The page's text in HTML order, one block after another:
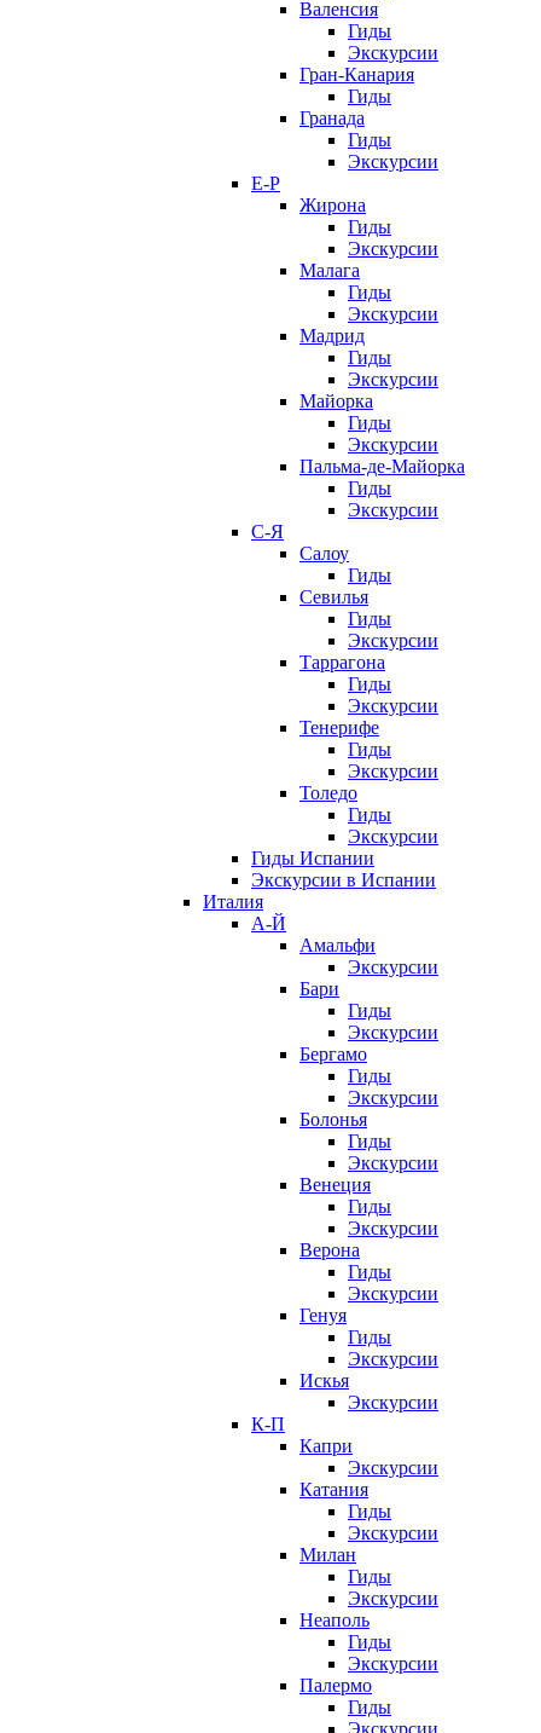
Валенсия
Гиды
Экскурсии
Гран-Канария
Гиды
Гранада
Гиды
Экскурсии
Е-Р
Жирона
Гиды
Экскурсии
Малага
Гиды
Экскурсии
Мадрид
Гиды
Экскурсии
Майорка
Гиды
Экскурсии
Пальма-де-Майорка
Гиды
Экскурсии
С-Я
Салоу
Гиды
Севилья
Гиды
Экскурсии
Таррагона
Гиды
Экскурсии
Тенерифе
Гиды
Экскурсии
Толедо
Гиды
Экскурсии
Гиды Испании
Экскурсии в Испании
Италия
А-Й
Амальфи
Экскурсии
Бари
Гиды
Экскурсии
Бергамо
Гиды
Экскурсии
Болонья
Гиды
Экскурсии
Венеция
Гиды
Экскурсии
Верона
Гиды
Экскурсии
Генуя
Гиды
Экскурсии
Искья
Экскурсии
К-П
Капри
Экскурсии
Катания
Гиды
Экскурсии
Милан
Гиды
Экскурсии
Неаполь
Гиды
Экскурсии
Палермо
Гиды
Экскурсии